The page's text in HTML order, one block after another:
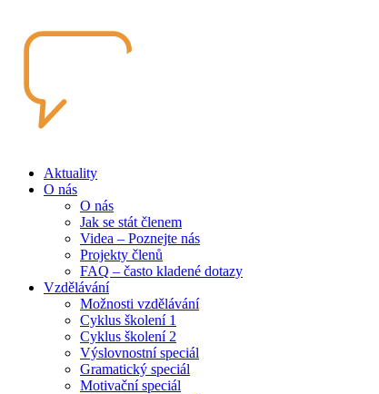
Aktuality
O nás
O nás
Jak se stát členem
Videa – Poznejte nás
Projekty členů
FAQ – často kladené dotazy
Vzdělávání
Možnosti vzdělávání
Cyklus školení 1
Cyklus školení 2
Výslovnostní speciál
Gramatický speciál
Motivační speciál